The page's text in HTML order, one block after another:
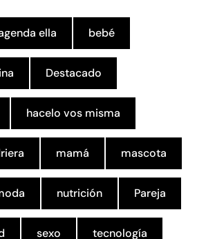
ella bebé
Destacado
hacelo vos misma
mamá mascota
nutrición Pareja
sexo tecnología